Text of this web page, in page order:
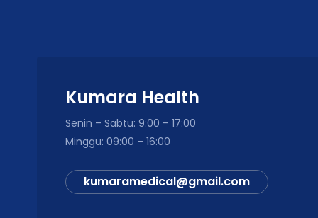
Balikkan tabung perlahan sesuai jumlah
Beri label identitas pasien dan kirim ke
Penggunaan hanya oleh tenaga
Cara Penyimpanan
Kumara Health
Senin – Sabtu: 9:00 – 17:00
Minggu: 09:00 – 16:00
kumaramedical@gmail.com